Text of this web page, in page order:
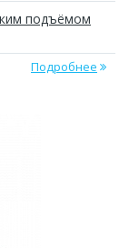
подъёмом
Подробнее